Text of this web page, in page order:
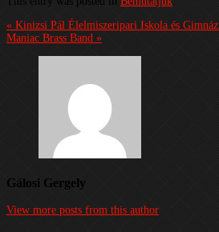
« Kinizsi Pál Élelmiszeripari Iskola és
Maniac Brass Band »
Gálosi Gergely
View more posts from this author